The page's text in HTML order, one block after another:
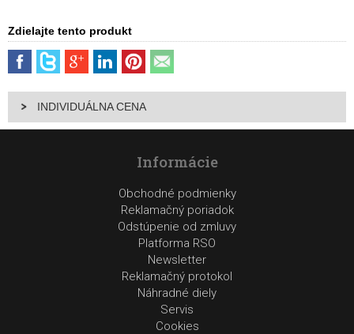
Zdielajte tento produkt
INDIVIDUÁLNA CENA
Informácie
Obchodné podmienky
Reklamačný poriadok
Odstúpenie od zmluvy
Platforma RSO
Newsletter
Reklamačný protokol
Náhradné diely
Servis
Cookies